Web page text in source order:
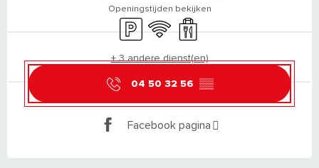
Openingstijden bekijken
Parkeerplaats
Wifi Afhaalmaaltijden
+ 3 andere dienst(en)
04 50 32 56 ▒▒
Facebook pagina